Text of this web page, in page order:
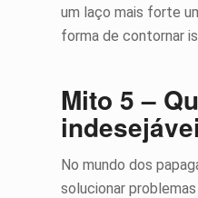
um laço mais forte
forma de contornar
Mito 5 –
No mundo dos
solucionar